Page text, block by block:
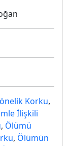
Korku,
İlişkili
, Ölümü
, Ölümün